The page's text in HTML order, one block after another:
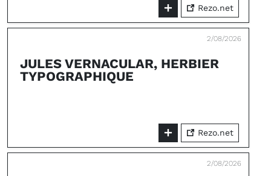
Rezo.net
2/08/2026
JULES VERNACULAR, HERBIER
TYPOGRAPHIQUE
Rezo.net
2/08/2026